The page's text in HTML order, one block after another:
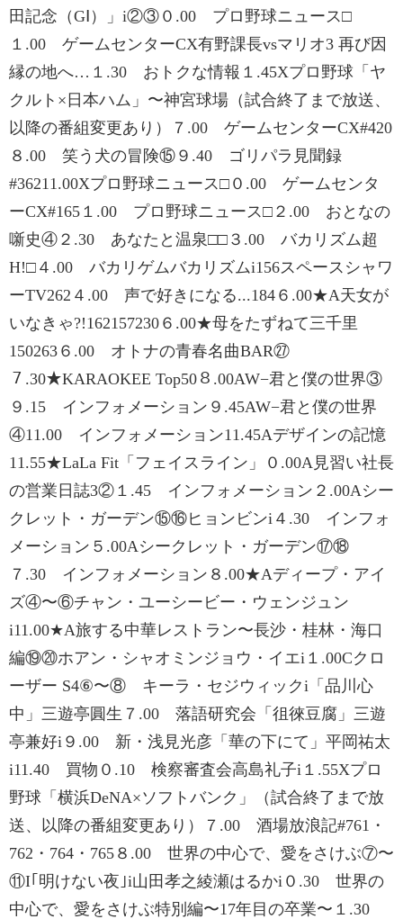
田記念（GⅠ）」i②③０.00 プロ野球ニュース□
１.00 ゲームセンターCX有野課長vsマリオ3 再び因
縁の地へ…１.30 おトクな情報１.45Xプロ野球「ヤ
クルト×日本ハム」〜神宮球場（試合終了まで放送、
以降の番組変更あり）７.00 ゲームセンターCX#420
８.00 笑う犬の冒険⑮９.40 ゴリパラ見聞録
#36211.00Xプロ野球ニュース□０.00 ゲームセンタ
ーCX#165１.00 プロ野球ニュース□２.00 おとなの
噺史④２.30 あなたと温泉□□３.00 バカリズム超
H!□４.00 バカリゲムバカリズムi156スペースシャワ
ーTV262４.00 声で好きになる...184６.00★A天女が
いなきゃ?!162157230６.00★母をたずねて三千里
150263６.00 オトナの青春名曲BAR㉗
７.30★KARAOKEE Top50８.00AW−君と僕の世界③
９.15 インフォメーション９.45AW−君と僕の世界
④11.00 インフォメーション11.45Aデザインの記憶
11.55★LaLa Fit「フェイスライン」０.00A見習い社長
の営業日誌3②１.45 インフォメーション２.00Aシー
クレット・ガーデン⑮⑯ヒョンビンi４.30 インフォ
メーション５.00Aシークレット・ガーデン⑰⑱
７.30 インフォメーション８.00★Aディープ・アイ
ズ④〜⑥チャン・ユーシービー・ウェンジュン
i11.00★A旅する中華レストラン〜長沙・桂林・海口
編⑲⑳ホアン・シャオミンジョウ・イエi１.00Cクロ
ーザー S4⑥〜⑧ キーラ・セジウィックi「品川心
中」三遊亭圓生７.00 落語研究会「徂徠豆腐」三遊
亭兼好i９.00 新・浅見光彦「華の下にて」平岡祐太
i11.40 買物０.10 検察審査会高島礼子i１.55Xプロ
野球「横浜DeNA×ソフトバンク」（試合終了まで放
送、以降の番組変更あり）７.00 酒場放浪記#761・
762・764・765８.00 世界の中心で、愛をさけぶ⑦〜
⑪I｢明けない夜｣i山田孝之綾瀬はるかi０.30 世界の
中心で、愛をさけぶ特別編〜17年目の卒業〜１.30